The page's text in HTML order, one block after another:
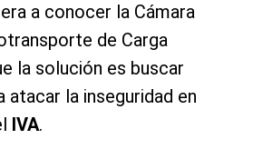
a conocer la Cámara
de Carga
la solución es buscar
atacar la inseguridad en
IVA.